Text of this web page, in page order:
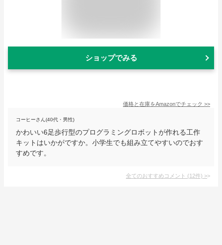
ショップでみる
価格と在庫をAmazonでチェック >>
コーヒーさん(40代・男性)
かわいい6足歩行型のプログラミングロボットが作れる工作
キットはいかがですか。小学生でも組み立てやすいのでおす
すめです。
全てのおすすめコメント (12件) >